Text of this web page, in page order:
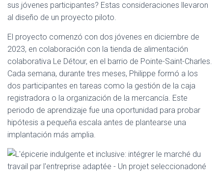
sus jóvenes participantes? Estas consideraciones llevaron
al diseño de un proyecto piloto.
El proyecto comenzó con dos jóvenes en diciembre de
2023, en colaboración con la tienda de alimentación
colaborativa Le Détour, en el barrio de Pointe-Saint-Charles.
Cada semana, durante tres meses, Philippe formó a los
dos participantes en tareas como la gestión de la caja
registradora o la organización de la mercancía. Este
periodo de aprendizaje fue una oportunidad para probar
hipótesis a pequeña escala antes de plantearse una
implantación más amplia.